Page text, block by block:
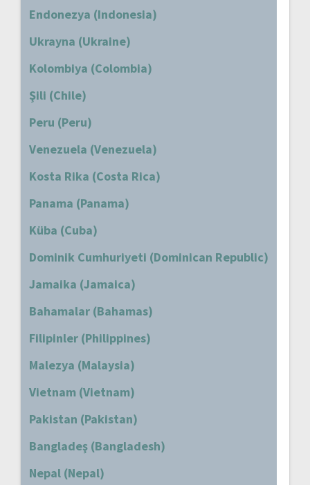
Endonezya (Indonesia)
Ukrayna (Ukraine)
Kolombiya (Colombia)
Şili (Chile)
Peru (Peru)
Venezuela (Venezuela)
Kosta Rika (Costa Rica)
Panama (Panama)
Küba (Cuba)
Dominik Cumhuriyeti (Dominican Republic)
Jamaika (Jamaica)
Bahamalar (Bahamas)
Filipinler (Philippines)
Malezya (Malaysia)
Vietnam (Vietnam)
Pakistan (Pakistan)
Bangladeş (Bangladesh)
Nepal (Nepal)